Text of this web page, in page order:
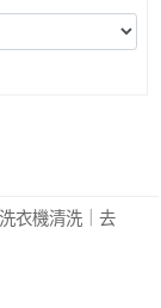
衣機清洗｜去